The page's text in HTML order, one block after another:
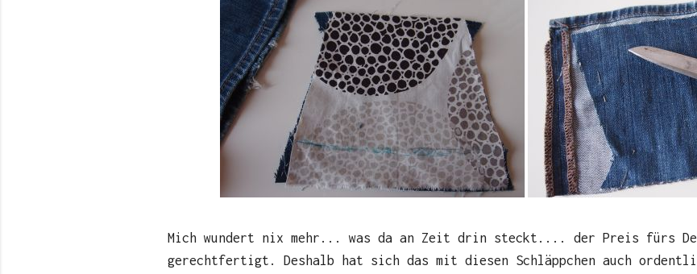
Mich wundert nix mehr... was da an Zeit drin steckt.... der Preis fürs
gerechtfertigt. Deshalb hat sich das mit diesen Schläppchen auch